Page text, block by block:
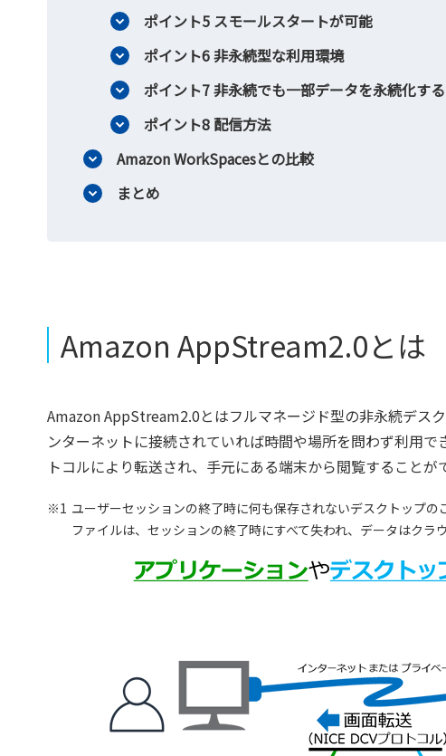
ポイント5 スモールスタートが可能
ポイント6 非永続型な利用環境
ポイント7 非永続でも一部データを永続化す
ポイント8 配信方法
Amazon WorkSpacesとの比較
まとめ
Amazon AppStream2.0とは
Amazon AppStream2.0とはフルマネージド型の非永続デス
ンターネットに接続されていれば時間や場所を問わず利用
トコルにより転送され、手元にある端末から閲覧することが
※1 ユーザーセッションの終了時に何も保存されないデスクトップ
ファイルは、セッションの終了時にすべて失われ、データはクラ